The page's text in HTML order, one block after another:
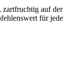
zartfruchtig auf der
für jede